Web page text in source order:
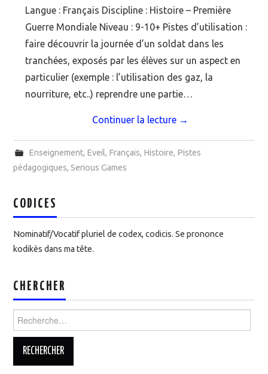
Langue : Français Discipline : Histoire – Première
Guerre Mondiale Niveau : 9-10+ Pistes d’utilisation :
faire découvrir la journée d’un soldat dans les
tranchées, exposés par les élèves sur un aspect en
particulier (exemple : l’utilisation des gaz, la
nourriture, etc..) reprendre une partie…
Continuer la lecture →
Enseignement, Eveil, Français, Histoire, Pistes
pédagogiques, Serious Games
CODICES
Nominatif/Vocatif pluriel de codex, codicis. Se prononce
kodikès dans ma tête.
CHERCHER
Rechercher :